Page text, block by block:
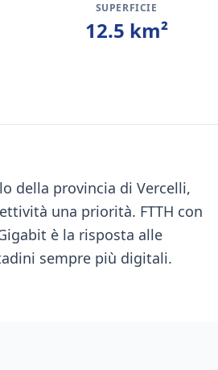
SUPERFICIE
12.5 km²
della provincia di Vercelli,
una priorità. FTTH con
è la risposta alle
sempre più digitali.